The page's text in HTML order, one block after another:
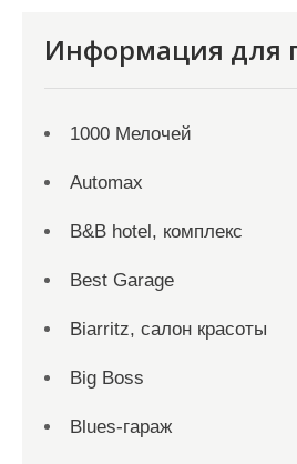
Информация для
1000 Мелочей
Automax
B&B hotel, комплекс
Best Garage
Biarritz, салон красоты
Big Boss
Blues-гараж